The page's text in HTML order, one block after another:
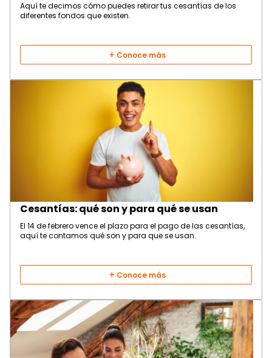
Aquí te decimos cómo puedes retirar tus cesantías de los
diferentes fondos que existen.
Conoce más
Cesantías: qué son y para qué se usan
El 14 de febrero vence el plazo para el pago de las cesantías,
aquí te contamos qué son y para que se usan.
Conoce más